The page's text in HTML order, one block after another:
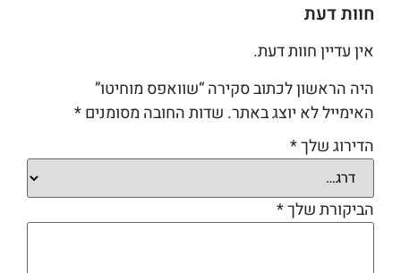
חוות דעת
אין עדיין חוות דעת.
היה הראשון לכתוב סקירה “שוואפס מוחיטו”
האימייל לא יוצג באתר. שדות החובה מסומנים*
הדירוג שלך*
הביקורת שלך*